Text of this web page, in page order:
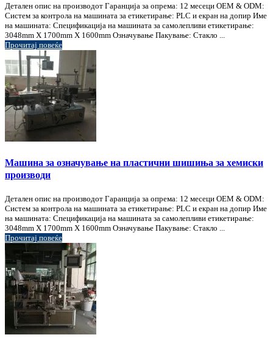
Детален опис на производот Гаранција за опрема: 12 месеци OEM & ODM:
Систем за контрола на машината за етикетирање: PLC и екран на допир Име
на машината: Спецификација на машината за самолепливи етикетирање:
3048mm X 1700mm X 1600mm Означување Пакување: Стакло ...
Прочитај повеќе
Машина за означување на пластични шишиња за хемиски
производи
Детален опис на производот Гаранција за опрема: 12 месеци OEM & ODM:
Систем за контрола на машината за етикетирање: PLC и екран на допир Име
на машината: Спецификација на машината за самолепливи етикетирање:
3048mm X 1700mm X 1600mm Означување Пакување: Стакло ...
Прочитај повеќе